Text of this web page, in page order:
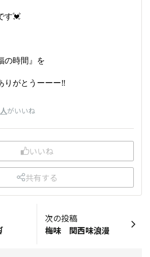
す💓
の時間』を
りがとうーーー‼️
がいいね
いいね
共有する
次の投稿
梅味 関西味浪漫